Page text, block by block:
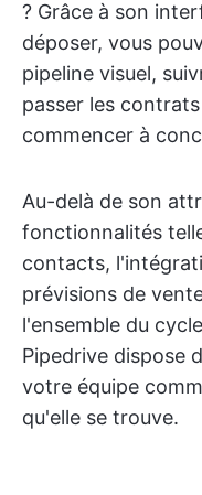
? Grâce à son
déposer, vous
pipeline visuel,
passer les
commencer à
Au-delà de son
fonctionnalités
contacts,
prévisions de
l'ensemble du
Pipedrive dispose
votre équipe
qu'elle se trouve.